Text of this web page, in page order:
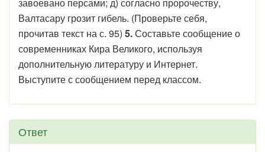
Валтасару грозит гибель. (Проверьте себя,
прочитав текст на с. 95) 5.Составьте сообщение о
современниках Кира Великого, используя
дополнительную литературу и Интернет.
Выступите с сообщением перед классом.
Ответ